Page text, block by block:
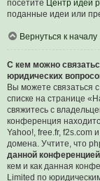
посетите Центр идей
поданные идеи или
Вернуться к началу
С кем можно
юридических
Вы можете связаться
списке на странице
свяжитесь с
конференция
Yahoo!, free.fr, f2s.com
домена. Учтите, что
данной конференцией
кем и как данная
Limited по